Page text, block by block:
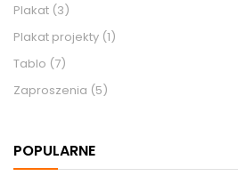
Plakat (3)
Plakat projekty (1)
Tablo (7)
Zaproszenia (5)
POPULARNE